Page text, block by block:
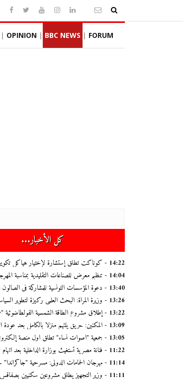
OPINION BBC NEWS FORUM
كل الأخبار...
14:22 - كوناكت تطلق إستشارة لإختيار هياكل تكوين لتنفيذ برامج
14:04 - تنظيم معرض للصناعات التقليدية بمناسبة المهرجان
13:40 - دعوة المؤسسات التونسية للمشاركة في الصالون الدولي للبناء ببنغازي
13:26 - وزيرة المرأة: البحث العلمي ركيزة لتطوير السياسات القطاعية ومناهضة
13:22 - إطلاق مشروع الطاقة الشمسية الفولطاضوئية "شمس" لفائدة
13:09 - المكنين: حريق يلتهم منزلاً بالكامل بعد عودة الكهرباء.. وصاحبة المنزل: "لم نجد
13:05 - جمعية "أصوات نساء" تطلق أول منصة إلكترونية لرصد جرائم
11:22 - فنانة مصرية تستغيث بوزارة الداخلية بعد اتهام شخص
11:14 - مهرجان الحمامات الدولي: مسرحية "جاكراندا" حزينة في دلالتها مستفزة
11:11 - وزير التجهيز يطلق مشروعين سكنيين بصفاقس وسوسة لفائدة